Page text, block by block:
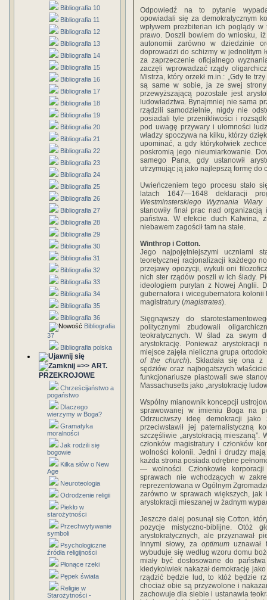
Bibliografia 10
Bibliografia 11
Bibliografia 12
Bibliografia 13
Bibliografia 14
Bibliografia 15
Bibliografia 16
Bibliografia 17
Bibliografia 18
Bibliografia 19
Bibliografia 20
Bibliografia 21
Bibliografia 22
Bibliografia 23
Bibliografia 24
Bibliografia 25
Bibliografia 26
Bibliografia 27
Bibliografia 28
Bibliografia 29
Bibliografia 30
Bibliografia 31
Bibliografia 32
Bibliografia 33
Bibliografia 34
Bibliografia 35
Bibliografia 36
Bibliografia
37
Bibliografia polska
=>> ART.
PRZEKROJOWE
Chrześcijaństwo a
pogaństwo
Dlaczego
wierzymy w Boga?
Gramatyka
moralności
Jak rodzili się
bogowie
Kilka słów o New
Age
Neuroteologia
Odrodzenie religii
Piekło w
starożytności
Przechwytywanie
symboli
Psychologiczne
źródła religijności
Płonące rzeki
Pępek świata
Religie w
Starożytności -
Odpowiedź na to pytanie
opowiadali się za demokratycznym
wpływem prezbiterian ich poglądy
prawo. Doszli bowiem do wniosku,
autonomii zarówno w dziedzinie
doprowadzi do schizmy w jednolitym
za zaprzeczenie oficjalnego
zaczęli wprowadzać rządy
Mistrza, który orzekł m.in.: „Gdy te
są same w sobie, ja ze swej
przewyższającą pozostałe jest
ludowładztwa. Bynajmniej nie sama
rządzili samodzielnie, nigdy nie
posiadali tyle przenikliwości i
pod uwagę przywary i ułomności
władzy spoczywa na kilku, którzy
upominać, a gdy którykolwiek
poskromią jego nieumiarkowanie.
samego Pana, gdy ustanowił
utrzymując ją jako najlepszą formę do
Uwieńczeniem tego procesu stało
latach 1647—1648 deklaracji
Westminsterskiego Wyznania Wiary
stanowiły finał prac nad
państwa. W efekcie duch Kalwina,
niebawem zagościł tam na stałe.
Winthrop i Cotton.
Jego najpojętniejszymi uczniami
teoretycznej racjonalizacji każdego
przejawy opozycji, wykuli oni
nich ster rządów poszli w ich ślady.
ideologiem purytan z Nowej Anglii.
gubernatora i wicegubernatora kolonii
magistratury (magistrates).
Sięgnąwszy do
politycznymi zbudowali
teokratycznych. W ślad za swym
arystokrację. Ponieważ arystokracji
miejsce zajęła nieliczna grupa
of the church). Składała się ona z
sędziów oraz najbogatszych
funkcjonariusze piastowali swe
Massachusetts jako „arystokrację
Wspólny mianownik koncepcji
sprawowanej w imieniu Boga na
Odrzuciwszy ideę demokracji
przeciwstawił jej paternalistyczną
szczęśliwie „arystokracją mieszaną”.
członków magistratury i członków
wolności kolonii. Jedni i drudzy
każda strona posiada odrębne
— wolności. Członkowie
sprawach nie wchodzących w
reprezentowana w Ogólnym
zarówno w sprawach większych, jak
arystokracji mieszanej w żadnym
Jeszcze dalej posunął się Cotton,
pozycje mistyczno-biblijne. Otóż
arystokratycznych, ale przyznawał
Innymi słowy, zaoptimum uznawał
wybuduje się według wzoru domu
miały być dostosowane do
kiedykolwiek nakazał demokrację
rządzić będzie lud, to któż będzie
chociaż obie są przyzwolone i
zachowuje dla siebie i ustanawia